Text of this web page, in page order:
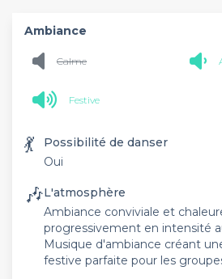
Ambiance
Calme
Festive
💃
Possibilité de danser
Oui
🎶L'atmosphère
Ambiance conviviale et
progressivement en intensité
Musique d'ambiance créant
festive parfaite pour les